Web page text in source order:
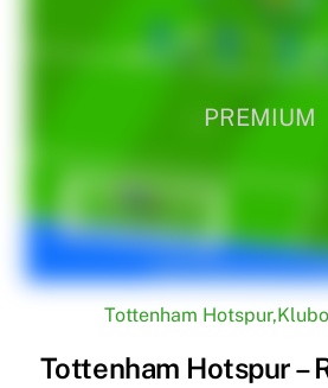
PREMIUM
Tottenham Hotspur,
Tottenham Hotspur –